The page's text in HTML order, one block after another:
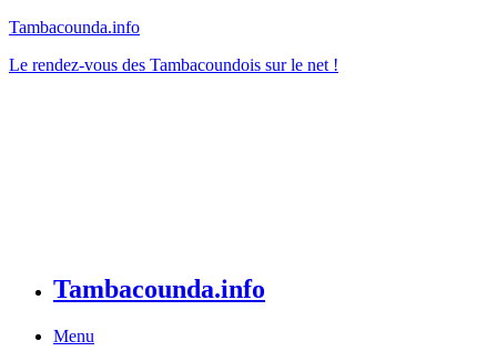
Tambacounda.info
Le rendez-vous des Tambacoundois sur le net !
Tambacounda.info
Menu